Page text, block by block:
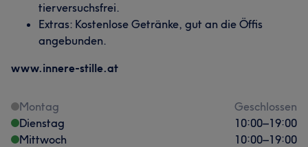
tierversuchsfrei.
Extras: Kostenlose Getränke, gut an die Öffis
angebunden.
www.innere-stille.at
Montag
Geschlossen
Dienstag
10:00–19:00
Mittwoch
10:00–19:00